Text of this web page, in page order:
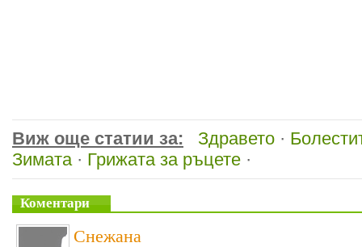
Виж още статии за: Здравето ·
Зимата· Грижата за ръцете ·
Коментари
Снежана